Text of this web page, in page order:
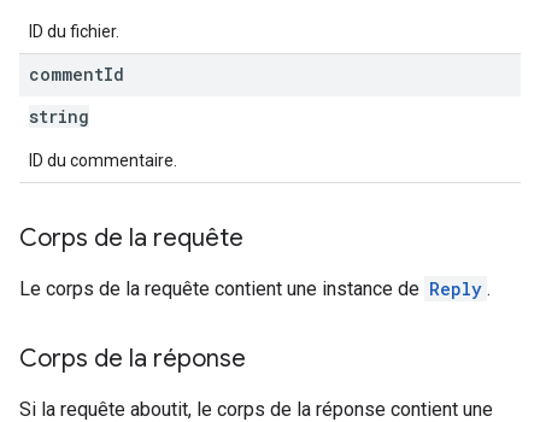
ID du fichier.
commentId
string
ID du commentaire.
Corps de la requête
Le corps de la requête contient une instance de Reply .
Corps de la réponse
Si la requête aboutit, le corps de la réponse contient une